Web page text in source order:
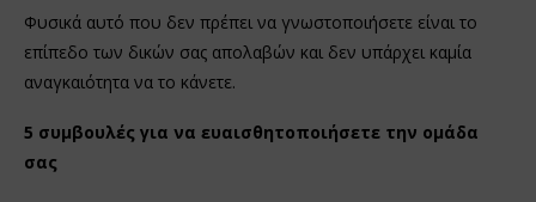
Φυσικά αυτό που δεν πρέπει να γνωστοποιήσετε είναι το
επίπεδο των δικών σας απολαβών και δεν υπάρχει καμία
αναγκαιότητα να το κάνετε.
5 συμβουλές για να ευαισθητοποιήσετε την ομάδα
σας